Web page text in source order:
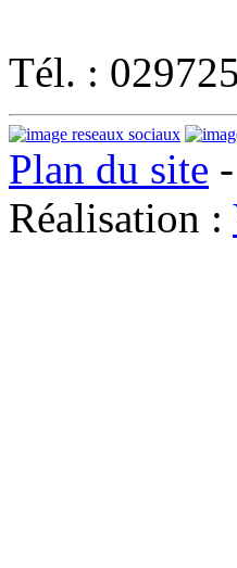
Tél. :
Plan du site -
Réalisation :